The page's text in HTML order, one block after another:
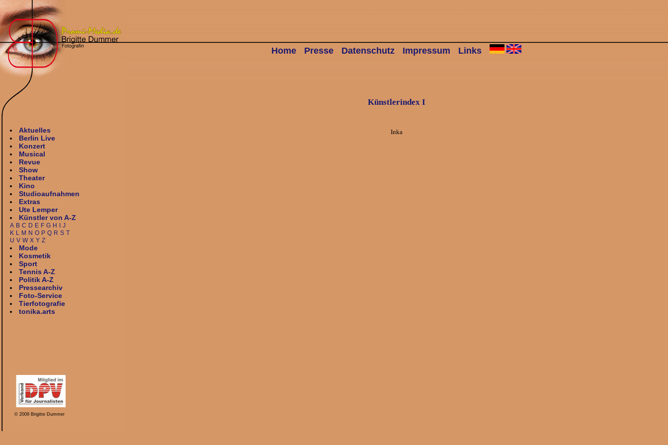
Home Presse Datenschutz Impressum Links
Aktuelles
Berlin Live
Konzert
Musical
Revue
Show
Theater
Kino
Studioaufnahmen
Extras
Ute Lemper
Künstler von A-Z
A B C D E F G H
J
K L M N O P Q R S T
U V W X Y Z
Mode
Kosmetik
Sport
Tennis A-Z
Politik A-Z
Pressearchiv
Foto-Service
Tierfotografie
tonika.arts
© 2009 Brigitte Dummer
Künstlerindex I
Inka